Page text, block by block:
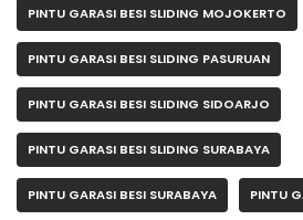
PINTU GARASI BESI SLIDING MOJOKERTO
PINTU GARASI BESI SLIDING PASURUAN
PINTU GARASI BESI SLIDING SIDOARJO
PINTU GARASI BESI SLIDING SURABAYA
PINTU GARASI BESI SURABAYA PINTU